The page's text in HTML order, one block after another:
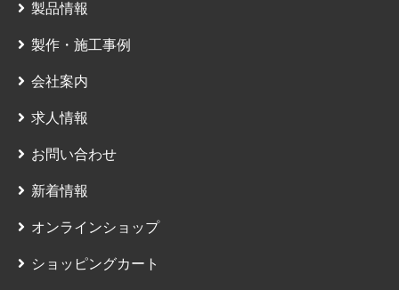
製品情報
製作・施工事例
会社案内
求人情報
お問い合わせ
新着情報
オンラインショップ
ショッピングカート